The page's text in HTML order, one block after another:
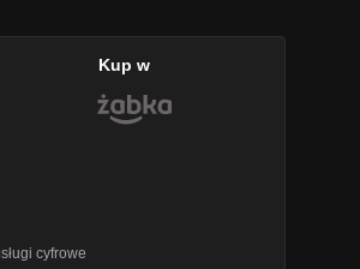
cyfrowe
Kup w